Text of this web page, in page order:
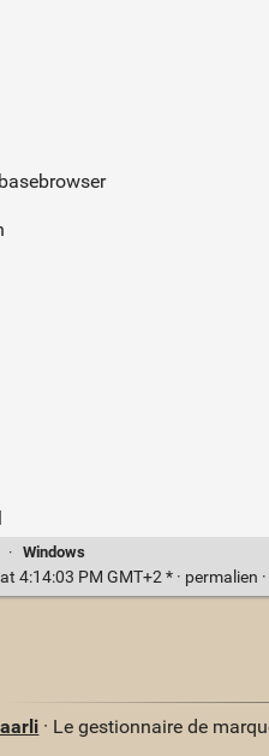
· Windows
4:14:03 PM GMT+2 * · permalien ·
· Le gestionnaire de